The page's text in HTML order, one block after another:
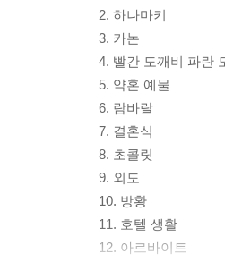
2. 하나마키
3. 카논
4. 빨간 도깨비 파란
5. 약혼 예물
6. 람바랄
7. 결혼식
8. 초콜릿
9. 외도
10. 방황
11. 호텔 생활
12. 아르바이트